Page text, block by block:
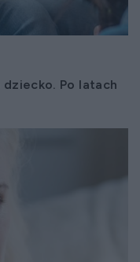
dziecko. Po latach